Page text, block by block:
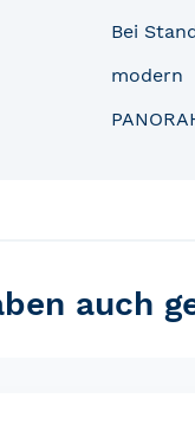
Bei
modern
auch